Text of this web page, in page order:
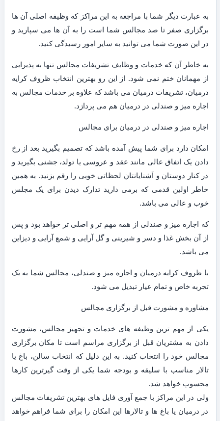
به عبارت دیگر شما با مراجعه به این مراکز که وظیفه اصلی آن ها
برگزاری صفر تا صد مجالس شما است را به آن ها می سپارید و
در این صورت شما می توانید به سایر امور رسیدگی کنید.
به خاطر آن که خدمات و وظایف تشریفات مجالس تنها به پذیرایی
از مهمانان ختم نمی شود. از این رو بهترین انتخاب ظروف کرایه
درمیان، تشریفات درمیان می باشد که علاوه بر خدمات مجالس به
اجاره میز و صندلی در درمیان هم می پردازد.
اجاره میز و صندلی در درمیان برای مجالس
امکان دارد برای شما پیش آمده باشد که تصمیم بگیرید بعد از رخ
دادن یک اتفاق عالی مانند عقد و عروسی یا تولد، جشنی بگیرید و
در کنار دوستان و آشنایانتان لحظاتی خوبی را رقم بزنید. به همین
خاطر اولین قدمی که برمی دارید تدارک دیدن برای یک مجلس
خوب و عالی می باشد.
که اجاره میز و صندلی از همه مهم تر و اصلی تر خواهد بود و پس
از آن بخش غذا و دسر و شیرینی و گل آرایی و شمع آرایی و دیزاین
می باشد.
با ظروف کرایه درمیان و اجاره میز و صندلی، مجالس شما به یک
تجربه خاص و تمام عیار تبدیل می شود.
مشاوره و مشورت قبل از برگزاری مجالس
یکی از مهم ترین وظیفه های خدمات و تجهیز مجالس، مشورت
دادن به مشتریان قبل از برگزاری مراسم است تا مکان برگزاری
مجالس خود را انتخاب کنید. به این دلیل که انتخاب سالن، باغ یا
تالار مناسب با سلیقه و بودجه شما یکی از وقت گیرترین کارها
محسوب خواهد شد.
ولی در این مراکز با جمع آوری فایل های بهترین تشریفات مجالس
در درمیان یا باغ ها و تالارها این امکان را برای شما فراهم خواهد